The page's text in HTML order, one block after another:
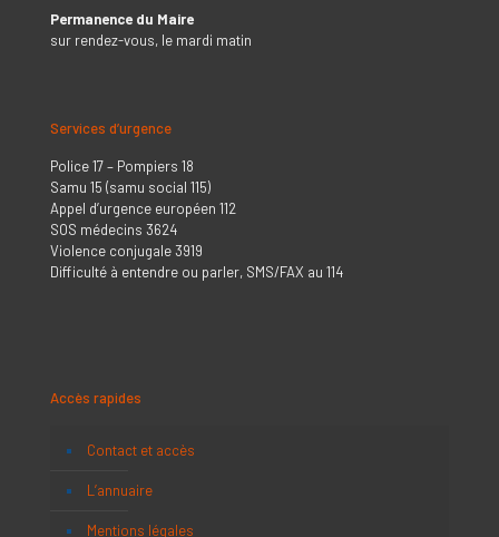
Permanence du Maire
sur rendez-vous, le mardi matin
Services d’urgence
Police 17 – Pompiers 18
Samu 15 (samu social 115)
Appel d’urgence européen 112
SOS médecins 3624
Violence conjugale 3919
Difficulté à entendre ou parler, SMS/FAX au 114
Accès rapides
Contact et accès
L’annuaire
Mentions légales